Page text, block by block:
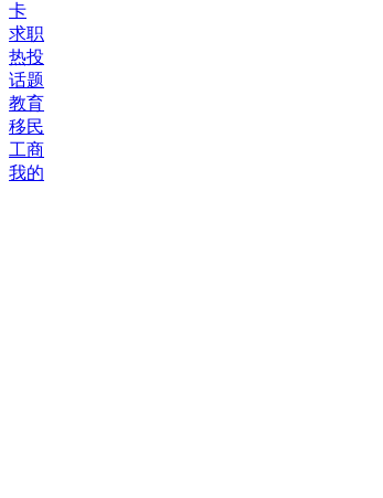
卡
求职
热投
话题
教育
移民
工商
我的